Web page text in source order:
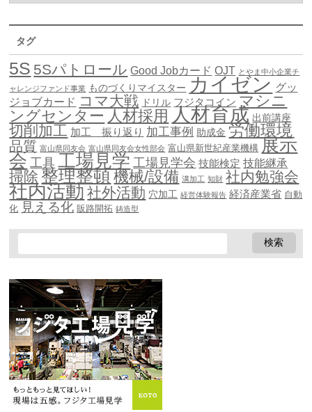
タグ
5S 5Sパトロール Good Jobカード OJT とやま中小企業チ
ャレンジファンド事業 ものづくりマイスター カイゼン グッ
ジョブカード コマ大戦 ドリル フジタコイン マシニ
ングセンター 人材採用 人材育成 出前講座
切削加工 加工 振り返り 加工事例 助成金 労働環境
品質 富山県同友会 富山県同友会女性部会 富山県新世紀産業機構 展示
会 工具 工場見学 工場見学会 技能検定 技能継承
掃除 整理整頓機械/設備 溝加工 知財 社内勉強会
社内活動社外活動 穴加工 経営体験報告 経済産業省 自動
化 見える化 販路開拓 鋳造型